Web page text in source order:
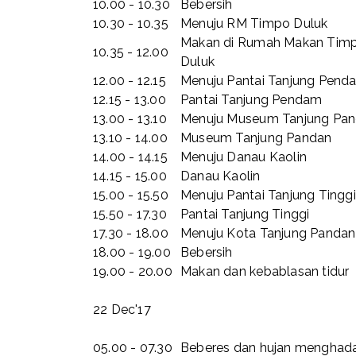
10.00 - 10.30
Bebersih
10.30 - 10.35
Menuju RM Timpo Duluk
10.35 - 12.00
Makan di Rumah Makan
Duluk
12.00 - 12.15
Menuju Pantai Tanjung
12.15 - 13.00
Pantai Tanjung Pendam
13.00 - 13.10
Menuju Museum Tanjung
13.10 - 14.00
Museum Tanjung Pandan
14.00 - 14.15
Menuju Danau Kaolin
14.15 - 15.00
Danau Kaolin
15.00 - 15.50
Menuju Pantai Tanjung Tinggi
15.50 - 17.30
Pantai Tanjung Tinggi
17.30 - 18.00
Menuju Kota Tanjung Pandan
18.00 - 19.00
Bebersih
19.00 - 20.00
Makan dan kebablasan tidur
22 Dec'17
05.00 - 07.30
Beberes dan hujan